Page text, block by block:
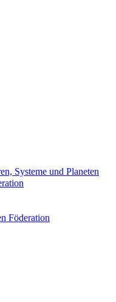
Systeme und Planeten
Föderation